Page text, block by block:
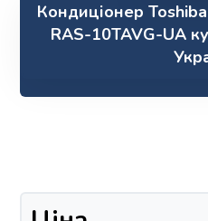
Кондиціонер
RAS-10TAVG-UA